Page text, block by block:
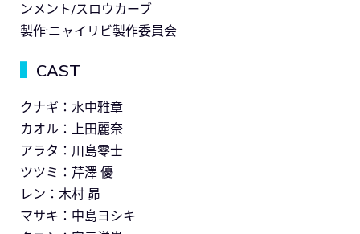
ンメント/スロウカーブ
製作:ニャイリビ製作委員会
CAST
クナギ：水中雅章
カオル：上田麗奈
アラタ：川島零士
ツツミ：芹澤 優
レン：木村 昴
マサキ：中島ヨシキ